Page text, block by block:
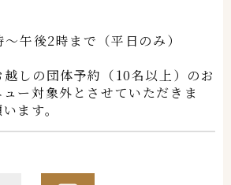
午後2時まで（平日のみ）
しの団体予約（10名以上）のお
ー対象外とさせていただきま
ます。